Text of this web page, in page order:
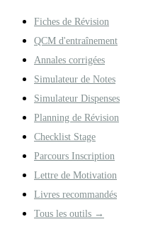
Fiches de Révision
QCM d'entraînement
Annales corrigées
Simulateur de Notes
Simulateur Dispenses
Planning de Révision
Checklist Stage
Parcours Inscription
Lettre de Motivation
Livres recommandés
Tous les outils →